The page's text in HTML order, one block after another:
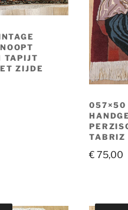
TAPIJT
ZIJDE
057×50
€ 75,00